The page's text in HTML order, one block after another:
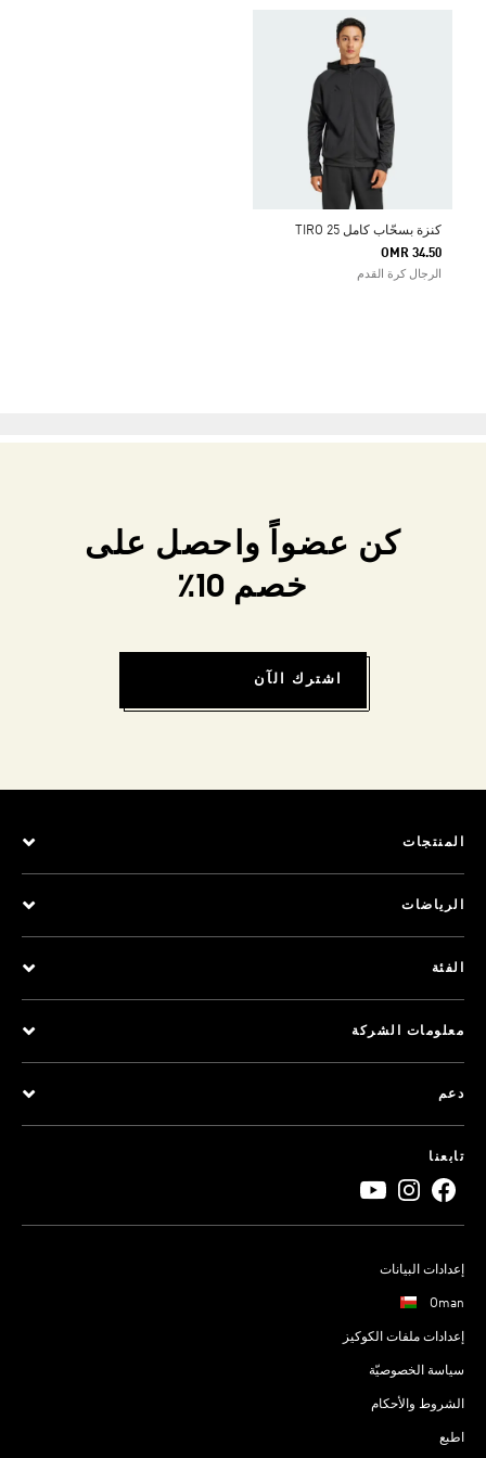
كنزة بسحّاب كامل TIRO 25
OMR 34.50
الرجال كرة القدم
كن عضواً واحصل على
خصم 10٪
اشترك الآن
المنتجات
الرياضات
الفئة
معلومات الشركة
دعم
تابعنا
إعدادات البيانات
Oman
إعدادات ملفات الكوكيز
سياسة الخصوصيّة
الشروط والأحكام
اطبع